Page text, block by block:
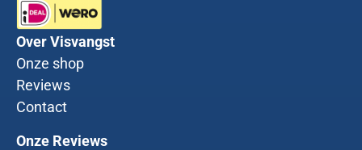
Over Visvangst
Onze shop
Reviews
Contact
Onze Reviews